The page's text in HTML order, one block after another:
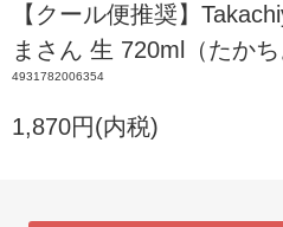
【クール便推奨】
まさん 生 720ml（たかち
4931782006354
1,870円(内税)